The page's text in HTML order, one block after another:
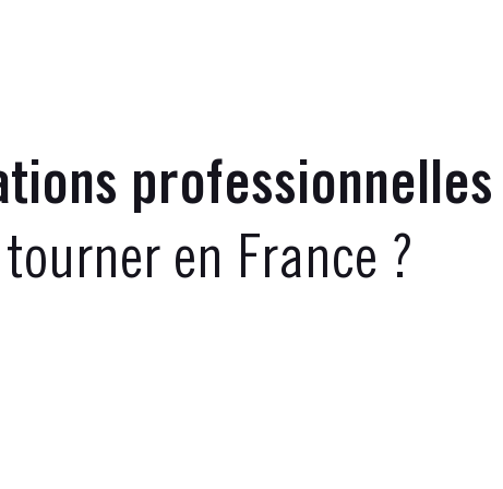
professionnelles
en France ?